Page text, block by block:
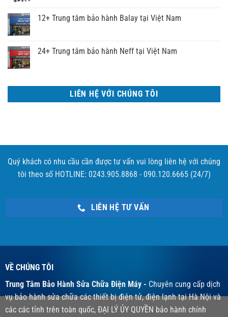
12+ Trung tâm bảo hành Balay tại Việt Nam
24+ Trung tâm bảo hành Neff tại Việt Nam
LIÊN HỆ VỚI CHÚNG TÔI
Quý khách có nhu cầu cần được tư vấn vui lòng liên hệ với chúng
tôi theo số HOTLINE: 0243.905.8868 - 090.120.6665 (24/7)
LIÊN HỆ TƯ VẤN
VỀ CHÚNG TÔI
Trung Tâm Bảo Hành Sửa Chữa Điện Máy - Chuyên cung cấp dịch
vụ bảo hành sửa chữa các thiết bị điện tử, điện lạnh tại Hà Nội và
các các tỉnh trên toàn quốc, ĐẠI LÝ ỦY QUYỀN bảo hành chính